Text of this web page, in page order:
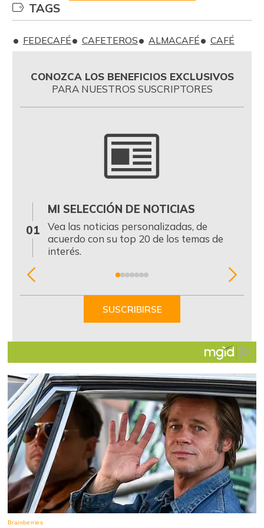
TAGS
FEDECAFÉ CAFETEROS ALMACAFÉ CAFÉ
CONOZCA LOS BENEFICIOS EXCLUSIVOS
PARA NUESTROS SUSCRIPTORES
01
MI SELECCIÓN DE NOTICIAS
Vea las noticias personalizadas, de
acuerdo con su top 20 de los temas de
interés.
Item
SUSCRIBIRSE